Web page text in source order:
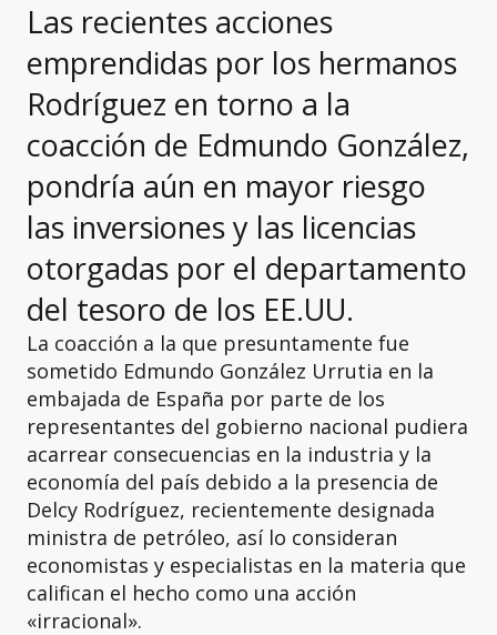
Las recientes acciones
emprendidas por los hermanos
Rodríguez en torno a la
coacción de Edmundo González,
pondría aún en mayor riesgo
las inversiones y las licencias
otorgadas por el departamento
del tesoro de los EE.UU.
La coacción a la que presuntamente fue
sometido Edmundo González Urrutia en la
embajada de España por parte de los
representantes del gobierno nacional pudiera
acarrear consecuencias en la industria y la
economía del país debido a la presencia de
Delcy Rodríguez, recientemente designada
ministra de petróleo, así lo consideran
economistas y especialistas en la materia que
califican el hecho como una acción
«irracional».